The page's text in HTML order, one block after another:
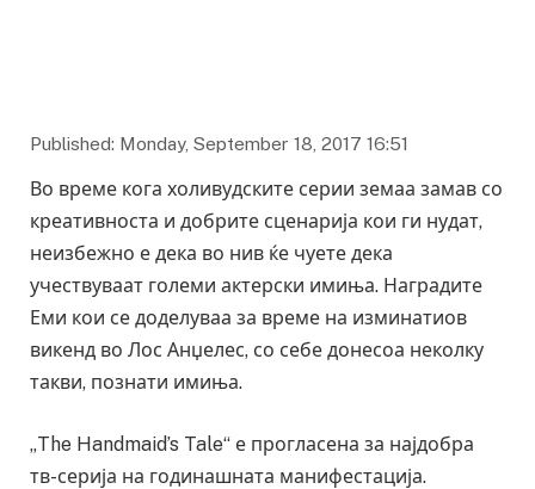
Published: Monday, September 18, 2017 16:51
Во време кога холивудските серии земаа замав со
креативноста и добрите сценарија кои ги нудат,
неизбежно е дека во нив ќе чуете дека
учествуваат големи актерски имиња. Наградите
Еми кои се доделуваа за време на изминатиов
викенд во Лос Анџелес, со себе донесоа неколку
такви, познати имиња.
„The Handmaid’s Tale“ е прогласена за најдобра
тв-серија на годинашната манифестација.